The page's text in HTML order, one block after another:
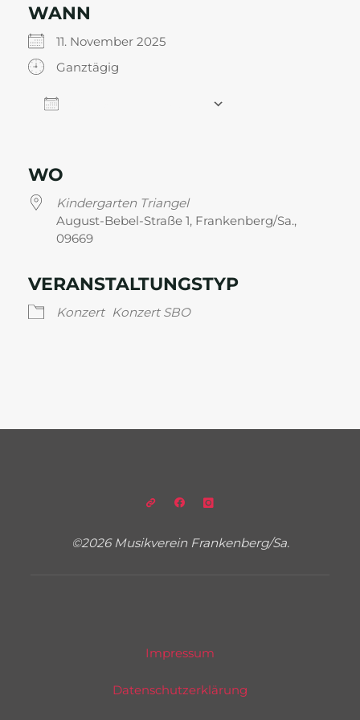
WANN
11. November 2025
Ganztägig
WO
Kindergarten Triangel
August-Bebel-Straße 1, Frankenberg/Sa.,
09669
VERANSTALTUNGSTYP
Konzert Konzert SBO
©2026 Musikverein Frankenberg/Sa.
Impressum
Datenschutzerklärung